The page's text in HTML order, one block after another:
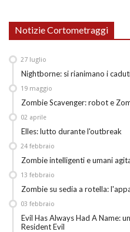
Notizie Cortometraggi
Nightborne: si rianimano i
27 luglio
Zombie Scavenger: robot e
19 maggio
Elles: lutto durante l'outbreak
02 aprile
Zombie intelligenti e umani
24 febbraio
Zombie su sedia a rotella:
13 febbraio
Evil Has Always Had A Name:
Resident Evil
03 febbraio